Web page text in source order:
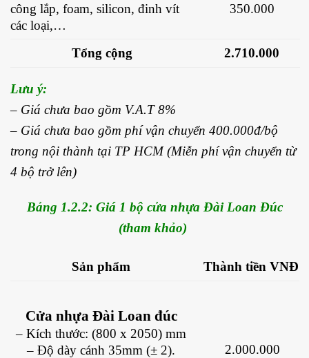
công lắp, foam, silicon, đinh vít
các loại,…
350.000
Tổng cộng 2.710.000
Lưu ý:
– Giá chưa bao gồm V.A.T 8%
– Giá chưa bao gồm phí vận chuyển 400.000đ/bộ
trong nội thành tại TP HCM (Miễn phí vận chuyển từ
4 bộ trở lên)
Bảng 1.2.2: Giá 1 bộ cửa nhựa Đài Loan Đúc
(tham khảo)
Sản phẩm Thành tiền VNĐ
Cửa nhựa Đài Loan đúc
– Kích thước: (800 x 2050) mm
– Độ dày cánh 35mm (± 2).
2.000.000